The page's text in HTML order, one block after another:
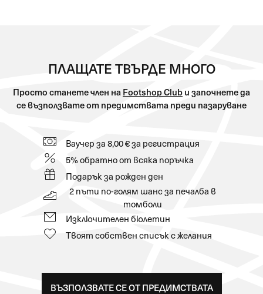
ПЛАЩАТЕ ТВЪРДЕ МНОГО
Просто станете член на Footshop Clubи започнете да
се възползвате от предимствата преди пазаруване
Ваучер за 8,00 € за регистрация
5% обратно от всяка поръчка
Подарък за рожден ден
2 пъти по-голям шанс за печалба в
томболи
Изключителен бюлетин
Твоят собствен списък с желания
ВЪЗПОЛЗВАТЕ СЕ ОТ ПРЕДИМСТВАТА